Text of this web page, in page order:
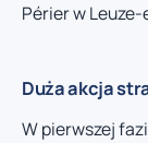
Périer w
Duża akcja
W pierwszej